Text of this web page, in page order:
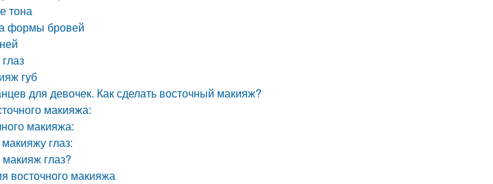
тона
формы бровей
губ
для девочек. Как сделать восточный макияж?
макияжа:
макияжа:
глаз:
глаз?
восточного макияжа